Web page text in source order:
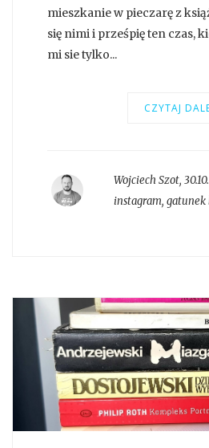
mieszkanie w pieczarę z
się nimi i prześpię ten czas,
mi sie tylko...
CZYTAJ
Wojciech Szot,
instagram,